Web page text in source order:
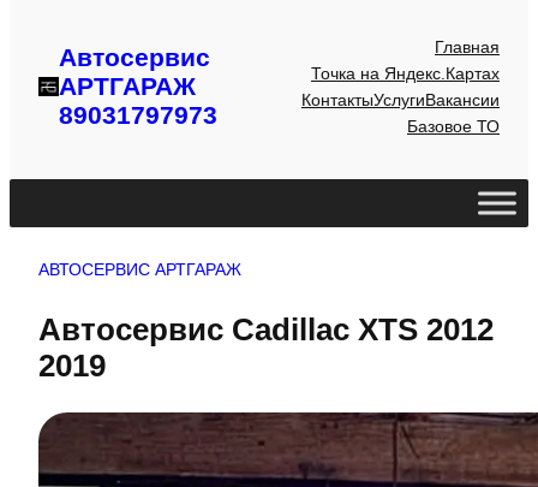
Автосервис
АРТГАРАЖ
89031797973
Главная
Точка на Яндекс.Картах
КонтактыУслугиВакансии
Базовое ТО
АВТОСЕРВИС АРТГАРАЖ
Автосервис Cadillac XTS 2012
2019